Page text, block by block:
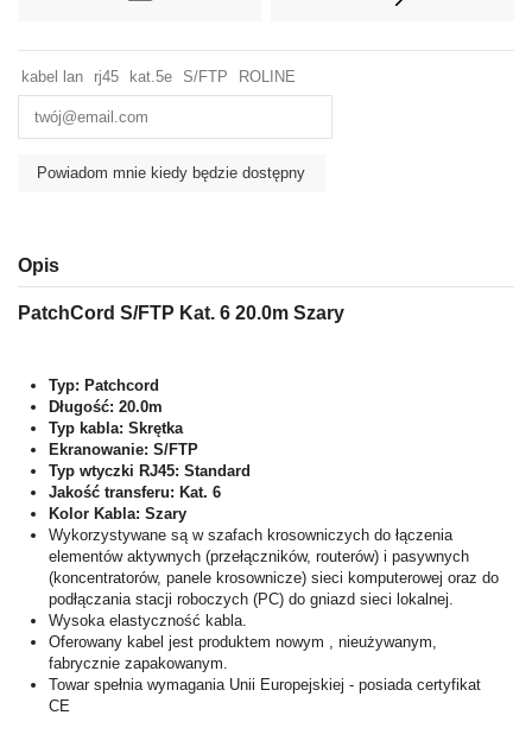
kabel lan rj45 kat.5e S/FTP ROLINE
Opis
PatchCord S/FTP Kat. 6 20.0m Szary
Typ: Patchcord
Długość: 20.0m
Typ kabla: Skrętka
Ekranowanie: S/FTP
Typ wtyczki RJ45: Standard
Jakość transferu: Kat. 6
Kolor Kabla: Szary
Wykorzystywane są w szafach krosowniczych do łączenia
elementów aktywnych (przełączników, routerów) i pasywnych
(koncentratorów, panele krosownicze) sieci komputerowej oraz do
podłączania stacji roboczych (PC) do gniazd sieci lokalnej.
Wysoka elastyczność kabla.
Oferowany kabel jest produktem nowym , nieużywanym,
fabrycznie zapakowanym.
Towar spełnia wymagania Unii Europejskiej - posiada certyfikat
CE